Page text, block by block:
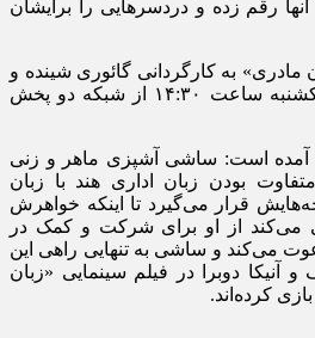
رقم زده و دردسرهایی را برایشان
مادری» به کارگردانی گائوری شینده و
تهیه‌کنندگی ایلانا روسین، یکشنبه ساعت ۱۴:۳۰ از شبکه دو پخش
آمده است: ساشی آشپزی ماهر و زنی
بودن زبان اداری هند با زبان
قرار می‌گیرد تا اینکه خواهرش
می‌کند از او برای شرکت و کمک در
می‌کند و ساشی به تنهایی راهی این
دوبرا در فیلم سینمایی «زبان
کرده‌اند.